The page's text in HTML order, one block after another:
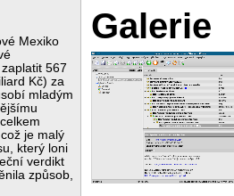
Mexiko
567
Kč) za
mladým
je malý
který loni
verdikt
způsob,
Galerie